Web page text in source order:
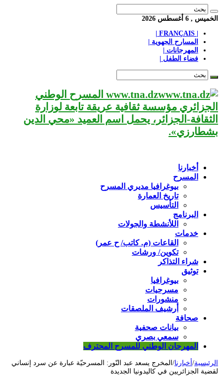
الخميس , 6 أغسطس 2026
المسارح الجهوية |
المهرجانات |
فضاء الطفل |
www.tna.dz المسرح الوطني
الجزائري مؤسسة ثقافية عريقة تابعة لوزارة
الثقافة-الجزائر، يحمل اسم العميد «محي الدين
بشطارزي».
أخبارنا
المسرح
بيوغرافيا مديري المسرح
تاريخ العمارة
التأسيس
البرنامج
اللأنشطة والجولات
خدمات
القاعات (م. كاتب/ ح عمر)
تكوين/ ورشات
شراء التذاكر
توثيق
بيوغرافيا
مسرحيات
منشورات
أرشيف الملصقات
صحافة
بيانات صحفية
سمعي بصري
المهرجان الوطني للمسرح المحترف
الرئيسية/ أخبارنا/ المخرج يسعد عبد النّور: المسرحيّة عبارة عن سرد إنساني
لقضية الجزائريين في كاليدونيا الجديدة